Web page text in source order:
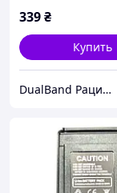
339₴
Купить
DualBand Рации для всех